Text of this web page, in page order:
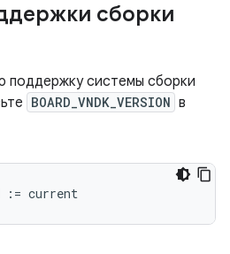
сборки
поддержку системы сборки
BOARD_VNDK_VERSION в
:= current